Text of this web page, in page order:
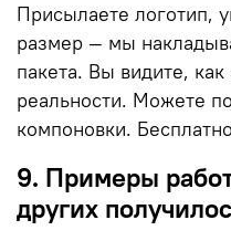
Присылаете логотип,
размер — мы
пакета. Вы видите, как
реальности. Можете
компоновки.
9. Примеры
других